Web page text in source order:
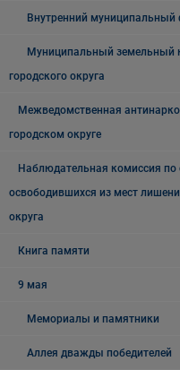
Внутренний
Муниципальный земельный
городского округа
Межведомственная
городском округе
Наблюдательная комиссия по
освободившихся из мест
округа
Книга памяти
9 мая
Мемориалы и памятники
Аллея дважды победителей